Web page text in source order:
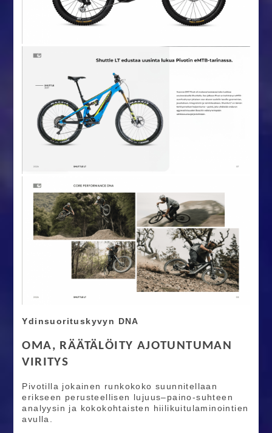
Ydinsuorituskyvyn DNA
OMA, RÄÄTÄLÖITY AJOTUNTUMAN
VIRITYS
Pivotilla jokainen runkokoko suunnitellaan
erikseen perusteellisen lujuus–paino-suhteen
analyysin ja kokokohtaisten hiilikuitulaminointien
avulla.